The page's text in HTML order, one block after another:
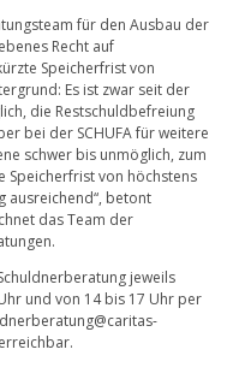
für den Ausbau der
Recht auf
Speicherfrist von
Es ist zwar seit der
die Restschuldbefreiung
bei der SCHUFA für weitere
schwer bis unmöglich, zum
Speicherfrist von höchstens
ausreichend“, betont
das Team der
jeweils
und von 14 bis 17 Uhr per